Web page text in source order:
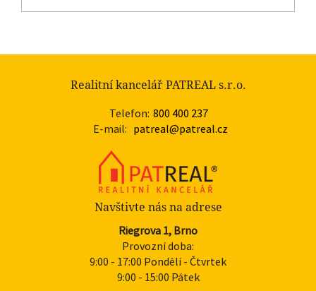
Realitní kancelář PATREAL s.r.o.
Telefon: 800 400 237
E-mail: patreal@patreal.cz
Navštivte nás na adrese
Riegrova 1, Brno
Provozní doba:
9:00 - 17:00 Pondělí - Čtvrtek
9:00 - 15:00 Pátek